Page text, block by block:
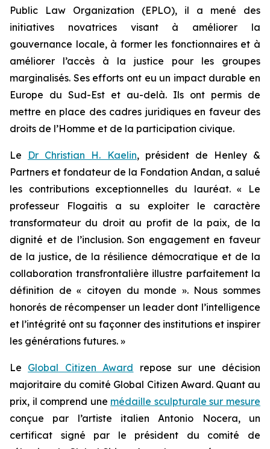
Public Law Organization (EPLO), il a mené des
initiatives novatrices visant à améliorer la
gouvernance locale, à former les fonctionnaires et à
améliorer l’accès à la justice pour les groupes
marginalisés. Ses efforts ont eu un impact durable en
Europe du Sud-Est et au-delà. Ils ont permis de
mettre en place des cadres juridiques en faveur des
droits de l’Homme et de la participation civique.
Le Dr Christian H. Kaelin, président de Henley &
Partners et fondateur de la Fondation Andan, a salué
les contributions exceptionnelles du lauréat. « Le
professeur Flogaitis a su exploiter le caractère
transformateur du droit au profit de la paix, de la
dignité et de l’inclusion. Son engagement en faveur
de la justice, de la résilience démocratique et de la
collaboration transfrontalière illustre parfaitement la
définition de « citoyen du monde ». Nous sommes
honorés de récompenser un leader dont l’intelligence
et l’intégrité ont su façonner des institutions et inspirer
les générations futures. »
Le Global Citizen Award repose sur une décision
majoritaire du comité Global Citizen Award. Quant au
prix, il comprend une médaille sculpturale sur mesure
conçue par l’artiste italien Antonio Nocera, un
certificat signé par le président du comité de